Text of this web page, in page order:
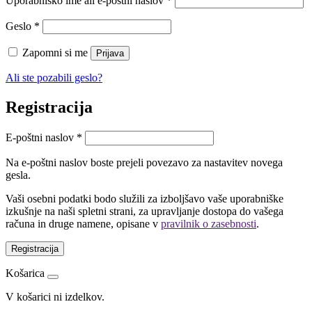
Geslo *
Zapomni si me Prijava
Ali ste pozabili geslo?
Registracija
E-poštni naslov *
Na e-poštni naslov boste prejeli povezavo za nastavitev novega
gesla.
Vaši osebni podatki bodo služili za izboljšavo vaše uporabniške
izkušnje na naši spletni strani, za upravljanje dostopa do vašega
računa in druge namene, opisane v pravilnik o zasebnosti.
Registracija
Košarica
V košarici ni izdelkov.